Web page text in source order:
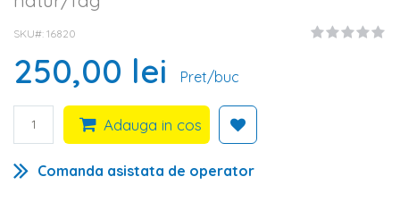
SKU# 16820
250,00 lei Pret/buc
Adauga in cos
Comanda asistata de operator